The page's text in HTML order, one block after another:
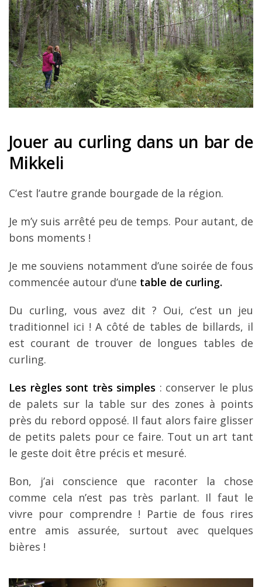
Jouer au curling dans un bar de
Mikkeli
C’est l’autre grande bourgade de la région.
Je m’y suis arrêté peu de temps. Pour autant, de
bons moments !
Je me souviens notamment d’une soirée de fous
commencée autour d’une table de curling.
Du curling, vous avez dit ? Oui, c’est un jeu
traditionnel ici ! A côté de tables de billards, il
est courant de trouver de longues tables de
curling.
Les règles sont très simples : conserver le plus
de palets sur la table sur des zones à points
près du rebord opposé. Il faut alors faire glisser
de petits palets pour ce faire. Tout un art tant
le geste doit être précis et mesuré.
Bon, j’ai conscience que raconter la chose
comme cela n’est pas très parlant. Il faut le
vivre pour comprendre ! Partie de fous rires
entre amis assurée, surtout avec quelques
bières !